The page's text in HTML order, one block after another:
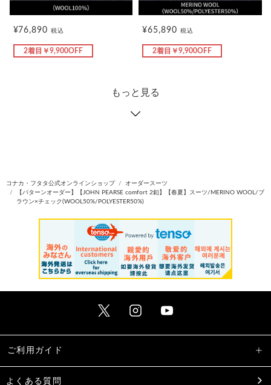
¥76,890税込
2着目￥9,900OFF
¥65,890 税込
2着目￥9,900OFF
もっと見る
コナカ・フタタ公式オンラインショップ
オーダースーツ
【パターンオーダー】【JOHN PEARSE comfort 2釦】【春夏】スーツ/MERINO WOOL/ブ
ラウン×チェック(WOOL50%/POLYESTER50%)
ご利用ガイド
よくある質問